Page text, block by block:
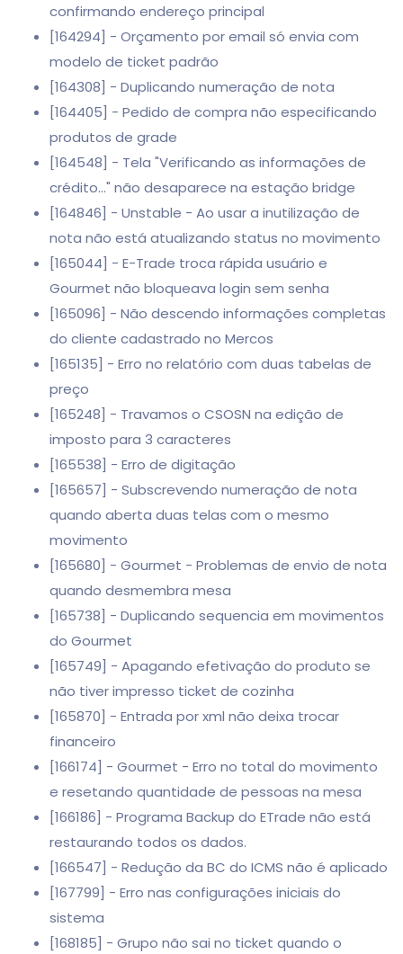
confirmando endereço principal
[164294] - Orçamento por email só envia com
modelo de ticket padrão
[164308] - Duplicando numeração de nota
[164405] - Pedido de compra não especificando
produtos de grade
[164548] - Tela "Verificando as informações de
crédito..." não desaparece na estação bridge
[164846] - Unstable - Ao usar a inutilização de
nota não está atualizando status no movimento
[165044] - E-Trade troca rápida usuário e
Gourmet não bloqueava login sem senha
[165096] - Não descendo informações completas
do cliente cadastrado no Mercos
[165135] - Erro no relatório com duas tabelas de
preço
[165248] - Travamos o CSOSN na edição de
imposto para 3 caracteres
[165538] - Erro de digitação
[165657] - Subscrevendo numeração de nota
quando aberta duas telas com o mesmo
movimento
[165680] - Gourmet - Problemas de envio de nota
quando desmembra mesa
[165738] - Duplicando sequencia em movimentos
do Gourmet
[165749] - Apagando efetivação do produto se
não tiver impresso ticket de cozinha
[165870] - Entrada por xml não deixa trocar
financeiro
[166174] - Gourmet - Erro no total do movimento
e resetando quantidade de pessoas na mesa
[166186] - Programa Backup do ETrade não está
restaurando todos os dados.
[166547] - Redução da BC do ICMS não é aplicado
[167799] - Erro nas configurações iniciais do
sistema
[168185] - Grupo não sai no ticket quando o